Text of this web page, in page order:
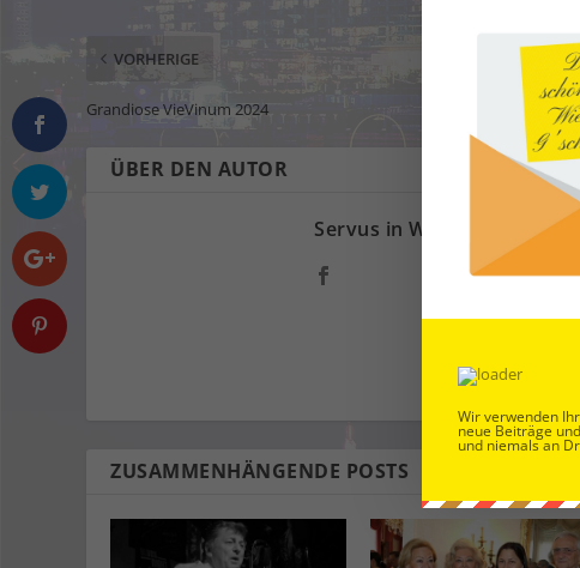
VORHERIGE
Grandiose VieVinum 2024
ÜBER DEN AUTOR
Servus in Wien
ZUSAMMENHÄNGENDE POSTS
Wir verwenden
neue Beiträge
und niemals an